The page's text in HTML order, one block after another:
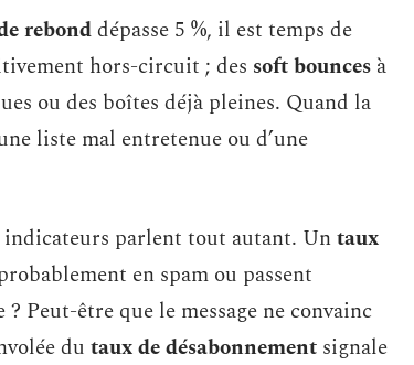
rebonddépasse 5 %, il est temps de
hors-circuit ; des soft bounces à
ou des boîtes déjà pleines. Quand la
liste mal entretenue ou d’une
indicateurs parlent tout autant. Untaux
en spam ou passent
? Peut-être que le message ne convainc
du taux de désabonnement signale